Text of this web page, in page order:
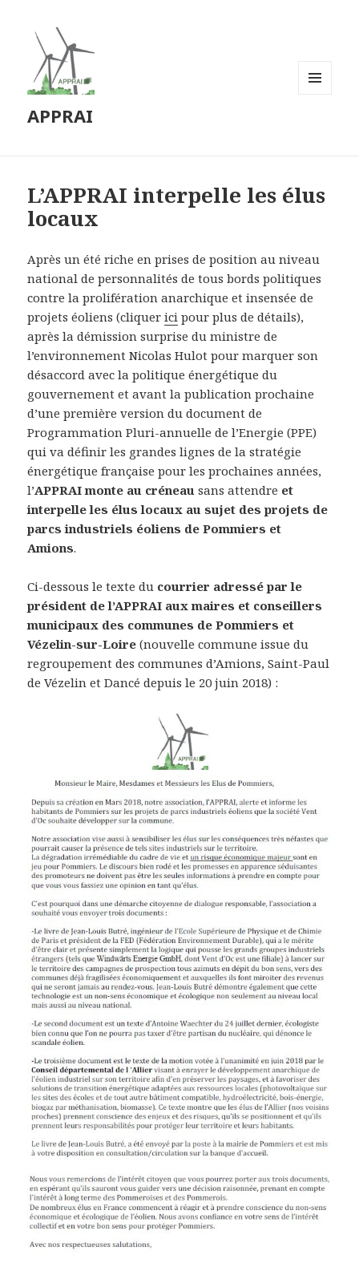
APPRAI
L’APPRAI interpelle les élus
locaux
Après un été riche en prises de position au niveau
national de personnalités de tous bords politiques
contre la prolifération anarchique et insensée de
projets éoliens (cliquerici pour plus de détails),
après la démission surprise du ministre de
l’environnement Nicolas Hulot pour marquer son
désaccord avec la politique énergétique du
gouvernement et avant la publication prochaine
d’une première version du document de
Programmation Pluri-annuelle de l’Energie (PPE)
qui va définir les grandes lignes de la stratégie
énergétique française pour les prochaines années,
l’APPRAI monte au créneau sans attendre et
interpelle les élus locaux au sujet des projets de
parcs industriels éoliens de Pommiers et
Amions.
Ci-dessous le texte du courrier adressé par le
président de l’APPRAI aux maires et conseillers
municipaux des communes de Pommiers et
Vézelin-sur-Loire (nouvelle commune issue du
regroupement des communes d’Amions, Saint-Paul
de Vézelin et Dancé depuis le 20 juin 2018) :